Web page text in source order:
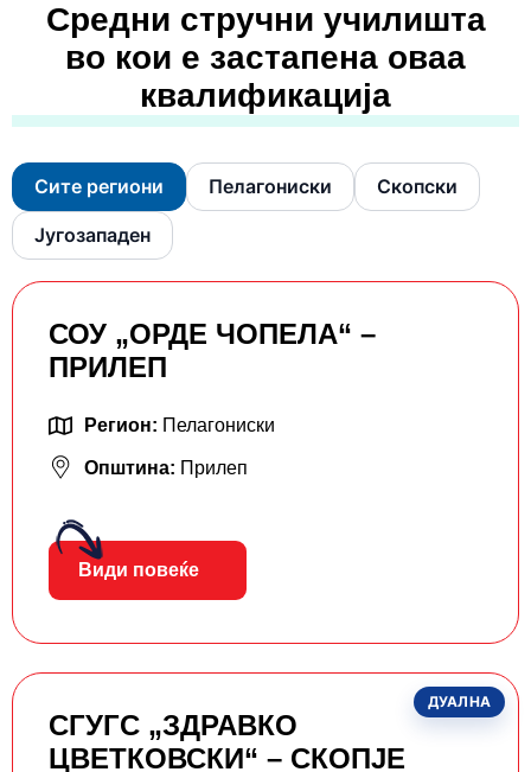
Средни стручни училишта
во кои е застапена оваа
квалификација
Сите региони Пелагониски Скопски
Југозападен
СОУ „ОРДЕ ЧОПЕЛА“ –
ПРИЛЕП
Регион: Пелагониски
Општина: Прилеп
Види повеќе
ДУАЛНА
СГУГС „ЗДРАВКО
ЦВЕТКОВСКИ“ – СКОПЈЕ